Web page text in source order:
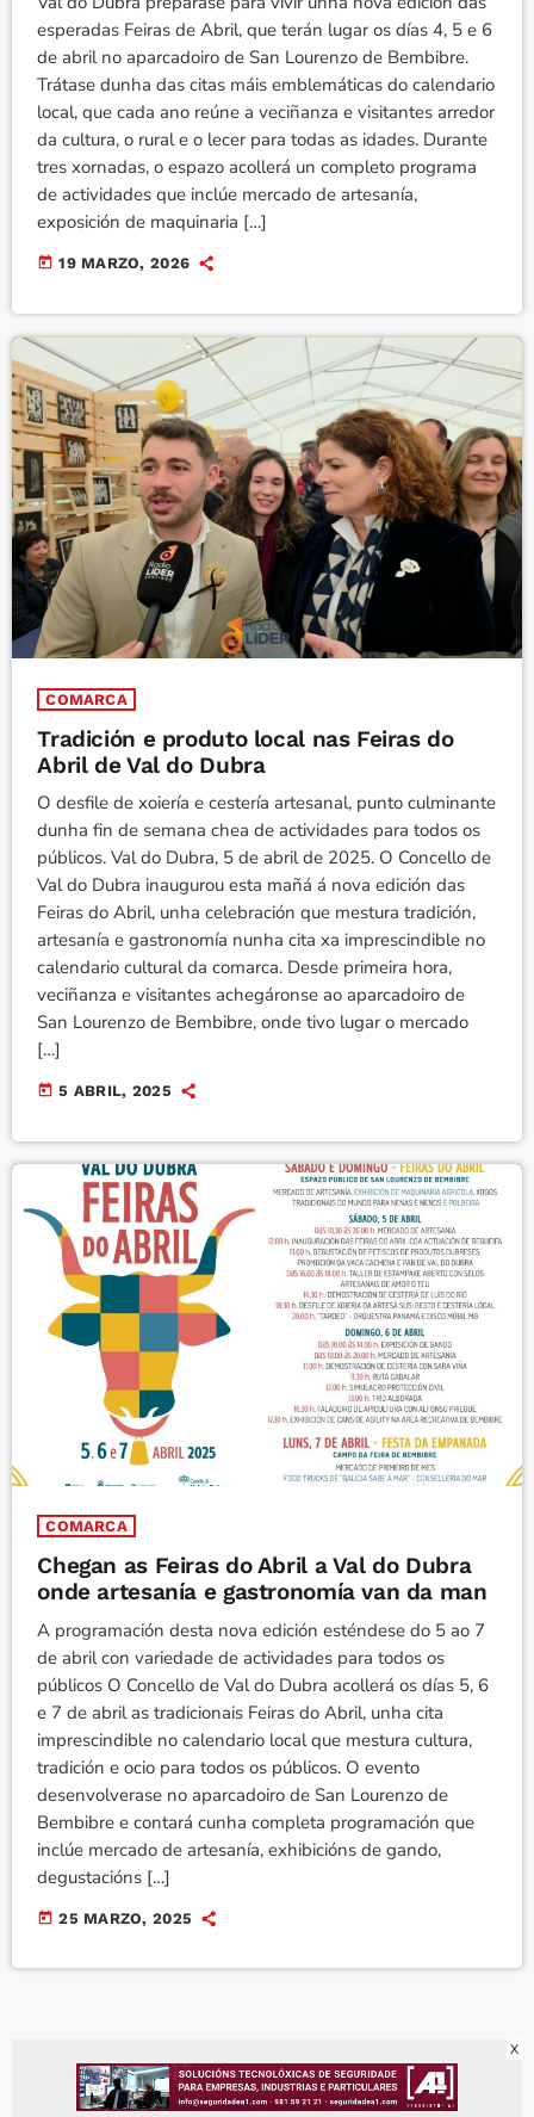
esperadas Feiras de Abril, que terán lugar os días 4, 5 e 6
de abril no aparcadoiro de San Lourenzo de Bembibre.
Trátase dunha das citas máis emblemáticas do calendario
local, que cada ano reúne a veciñanza e visitantes arredor
da cultura, o rural e o lecer para todas as idades. Durante
tres xornadas, o espazo acollerá un completo programa
de actividades que inclúe mercado de artesanía,
exposición de maquinaria […]
today 19 MARZO, 2026
COMARCA
Tradición e produto local nas Feiras do
Abril de Val do Dubra
O desfile de xoiería e cestería artesanal, punto culminante
dunha fin de semana chea de actividades para todos os
públicos. Val do Dubra, 5 de abril de 2025. O Concello de
Val do Dubra inaugurou esta mañá á nova edición das
Feiras do Abril, unha celebración que mestura tradición,
artesanía e gastronomía nunha cita xa imprescindible no
calendario cultural da comarca. Desde primeira hora,
veciñanza e visitantes achegáronse ao aparcadoiro de
San Lourenzo de Bembibre, onde tivo lugar o mercado
[…]
today 5 ABRIL, 2025
COMARCA
Chegan as Feiras do Abril a Val do Dubra
onde artesanía e gastronomía van da man
A programación desta nova edición esténdese do 5 ao 7
de abril con variedade de actividades para todos os
públicos O Concello de Val do Dubra acollerá os días 5, 6
e 7 de abril as tradicionais Feiras do Abril, unha cita
imprescindible no calendario local que mestura cultura,
tradición e ocio para todos os públicos. O evento
desenvolverase no aparcadoiro de San Lourenzo de
Bembibre e contará cunha completa programación que
inclúe mercado de artesanía, exhibicións de gando,
degustacións […]
today 25 MARZO, 2025
X